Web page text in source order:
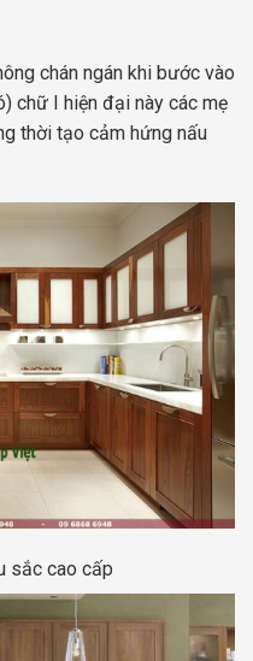
chán ngán khi bước vào
chữ I hiện đại này các mẹ
thời tạo cảm hứng nấu
sắc cao cấp